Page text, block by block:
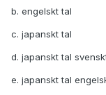
b. engelskt tal
c. japanskt tal
d. japanskt tal
e. japanskt tal